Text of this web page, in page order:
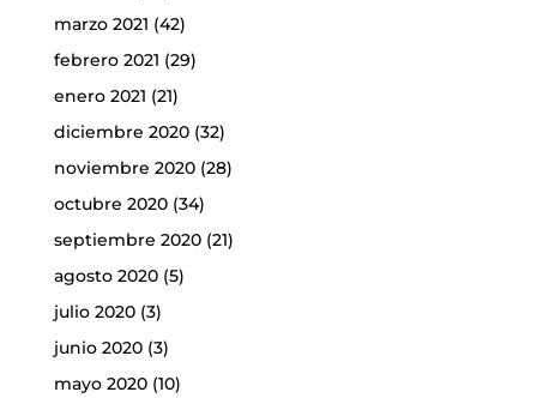
marzo 2021 (42)
febrero 2021 (29)
enero 2021 (21)
diciembre 2020(32)
noviembre 2020(28)
octubre 2020(34)
septiembre 2020(21)
agosto 2020(5)
julio 2020(3)
junio 2020(3)
mayo 2020(10)